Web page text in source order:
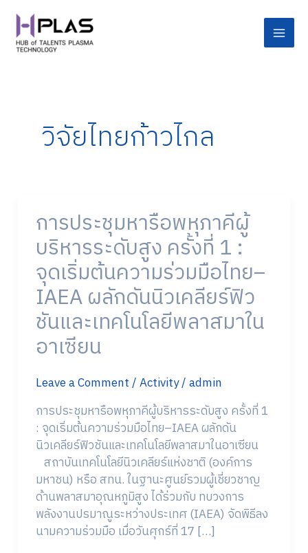
content
Main
วิจัยไทยก้าวไกล
การประชุมหารือพหุภาคีผู้
บริหารระดับสูง ครั้งที่ 1 :
จุดเริ่มต้นความร่วมมือไทย–
IAEA ผลักดันนิวเคลียร์ฟิว
ชันและเทคโนโลยีพลาสมาใน
อาเซียน
Leave a Comment/Activity/admin
การประชุมหารือพหุภาคีผู้บริหารระดับสูง ครั้งที่ 1
: จุดเริ่มต้นความร่วมมือไทย–IAEA ผลักดัน
นิวเคลียร์ฟิวชันและเทคโนโลยีพลาสมาในอาเซียน
สถาบันเทคโนโลยีนิวเคลียร์แห่งชาติ (องค์การ
มหาชน) หรือ สทน. ในฐานะศูนย์รวมผู้เชี่ยวชาญ
ด้านพลาสมาอุณหภูมิสูง ได้ร่วมกับ ทบวงการ
พลังงานปรมาณูระหว่างประเทศ (IAEA) จัดพิธีลง
นามความร่วมมือ เมื่อวันศุกร์ที่ 17 […]
การ
ประชุม
หารือ
พหุภาคี
ผู้
บริหาร
ระดับ
สูง
ครั้ง
ที่
1
:
จุด
เริ่ม
ต้น
ความ
ร่วม
มือ
ไทย–